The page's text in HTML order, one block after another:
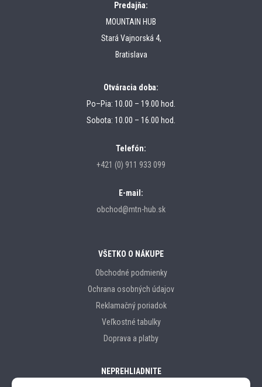
Predajňa:
MOUNTAIN HUB
Stará Vajnorská 4,
Bratislava
Otváracia doba:
Po–Pia: 10.00 – 19.00 hod.
Sobota: 10.00 – 16.00 hod.
Telefón:
+421 (0) 911 933 099
E-mail:
obchod@mtn-hub.sk
VŠETKO O NÁKUPE
Obchodné podmienky
Ochrana osobných údajov
Reklamačný poriadok
Veľkostné tabulky
Doprava a platby
NEPREHLIADNITE